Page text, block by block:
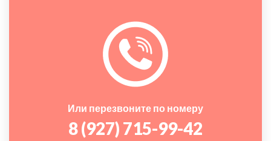
Или перезвоните по номеру
8 (927) 715-99-42